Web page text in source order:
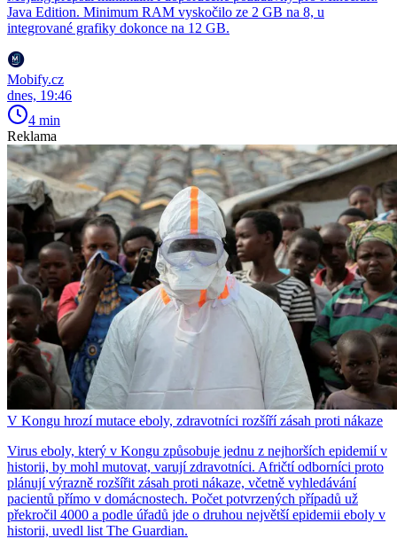
Java Edition. Minimum RAM vyskočilo ze 2 GB na 8, u
integrované grafiky dokonce na 12 GB.
Mobify.cz
dnes, 19:46
4 min
Reklama
V Kongu hrozí mutace eboly, zdravotníci rozšíří zásah proti nákaze
Virus eboly, který v Kongu způsobuje jednu z nejhorších epidemií v
historii, by mohl mutovat, varují zdravotníci. Afričtí odborníci proto
plánují výrazně rozšířit zásah proti nákaze, včetně vyhledávání
pacientů přímo v domácnostech. Počet potvrzených případů už
překročil 4000 a podle úřadů jde o druhou největší epidemii eboly v
historii, uvedl list The Guardian.